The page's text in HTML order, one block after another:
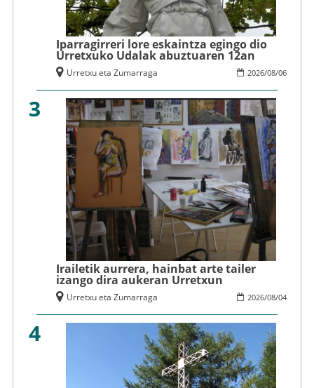
Iparragirreri lore eskaintza egingo dio
Urretxuko Udalak abuztuaren 12an
2026/08/06
Urretxu eta Zumarraga
3
Irailetik aurrera, hainbat arte tailer
izango dira aukeran Urretxun
2026/08/04
Urretxu eta Zumarraga
4